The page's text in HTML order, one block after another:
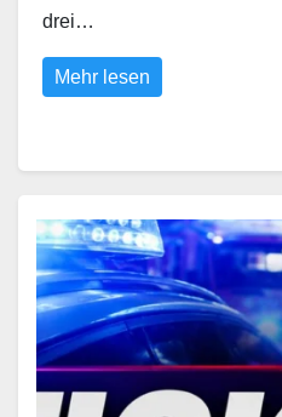
drei…
Mehr lesen